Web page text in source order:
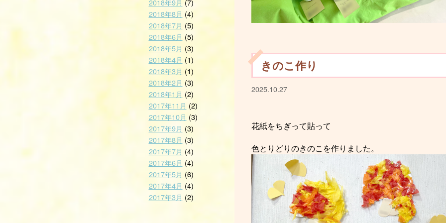
きのこ作り
2025.10.27
花紙をちぎって貼って
色とりどりのきのこを作りました。
2018年9月 (7)
2018年8月 (4)
2018年7月 (5)
2018年6月 (5)
2018年5月 (3)
2018年4月 (1)
2018年3月 (1)
2018年2月 (3)
2018年1月 (2)
2017年11月 (2)
2017年10月 (3)
2017年9月 (3)
2017年8月 (3)
2017年7月 (4)
2017年6月 (4)
2017年5月 (6)
2017年4月 (4)
2017年3月 (2)